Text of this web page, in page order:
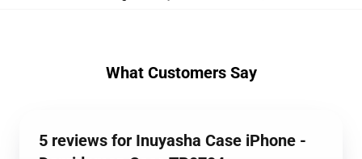
What Customers Say
5 reviews for Inuyasha Case iPhone -